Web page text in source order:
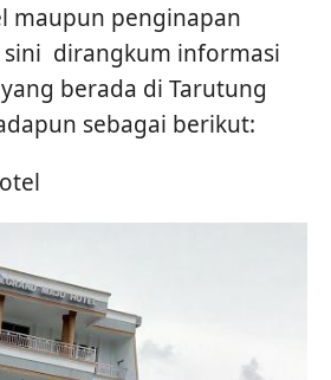
maupun penginapan
sini dirangkum informasi
berada di Tarutung
sebagai berikut: